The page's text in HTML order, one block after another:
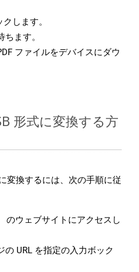
します。
ます。
ファイルをデバイスにダウ
形式に変換する方
変換するには、次の手順に従
のウェブサイトにアクセスし
の URL を指定の入力ボック